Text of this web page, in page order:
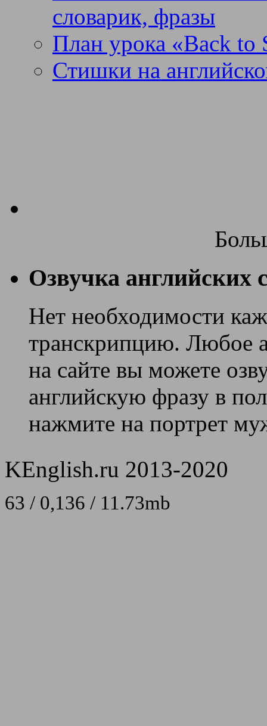
словарик, фразы
План урока «Back to
Стишки на
Озвучка английских
Нет необходимости
транскрипцию. Любое
на сайте вы можете
английскую фразу в
нажмите на портрет
KEnglish.ru 2013-2020
63 / 0,136 / 11.73mb